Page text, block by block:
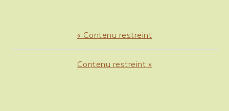
Previous
Post:
« Contenu restreint
Next
Contenu restreint »